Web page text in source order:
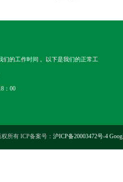
们的工作时间 。以下是我们的正常工
：00
所有 ICP备案号： 沪ICP备20003472号-4